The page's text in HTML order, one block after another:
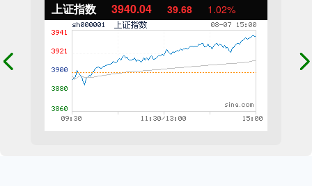
上证指数 3940.04 39.68 1.02%